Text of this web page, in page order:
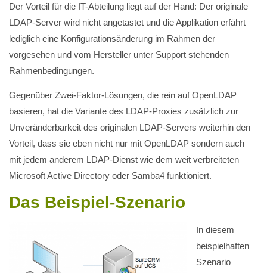
Der Vorteil für die IT-Abteilung liegt auf der Hand: Der originale
LDAP-Server wird nicht angetastet und die Applikation erfährt
lediglich eine Konfigurationsänderung im Rahmen der
vorgesehen und vom Hersteller unter Support stehenden
Rahmenbedingungen.
Gegenüber Zwei-Faktor-Lösungen, die rein auf OpenLDAP
basieren, hat die Variante des LDAP-Proxies zusätzlich zur
Unveränderbarkeit des originalen LDAP-Servers weiterhin den
Vorteil, dass sie eben nicht nur mit OpenLDAP sondern auch
mit jedem anderem LDAP-Dienst wie dem weit verbreiteten
Microsoft Active Directory oder Samba4 funktioniert.
Das Beispiel-Szenario
In diesem
beispielhaften
Szenario